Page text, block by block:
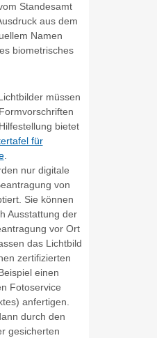
Standesamt
aus dem
Namen
biometrisches
müssen
bietet
für
.
nur digitale
von
Sie können
Ausstattung der
vor Ort
das Lichtbild
zertifizierten
einen
Fotoservice
anfertigen.
durch den
gesicherten